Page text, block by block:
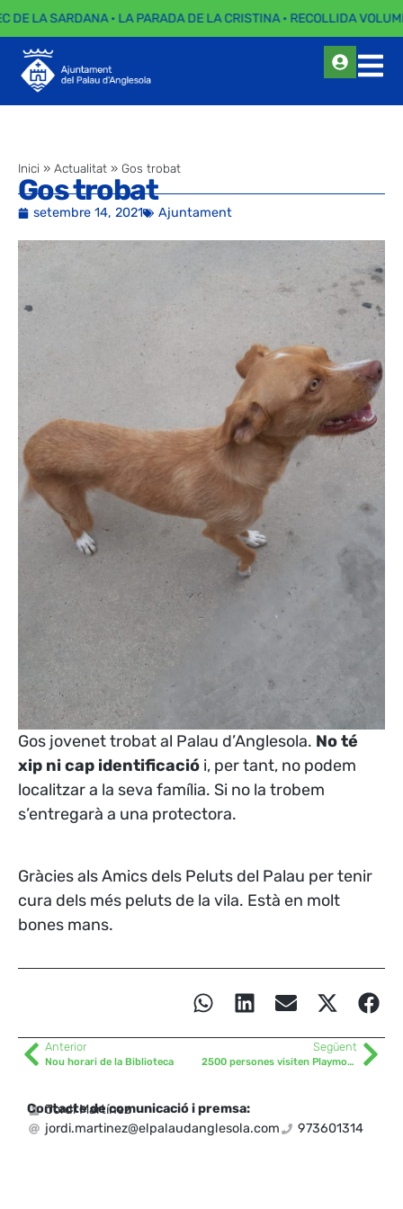
DE LA SARDANA · LA PARADA DE LA CRISTINA · RECOLLIDA
Inici » Actualitat » Gos trobat
Gos trobat
setembre 14, 2021 Ajuntament
Gos jovenet trobat al Palau d’Anglesola. No té
xip ni cap identificació i, per tant, no podem
localitzar a la seva família. Si no la trobem
s’entregarà a una protectora.
Gràcies als Amics dels Peluts del Palau per tenir
cura dels més peluts de la vila. Està en molt
bones mans.
Anterior
Nou horari de la Biblioteca
Següent
2500 persones visiten PlaymoPalau, la Fira de Clicks del Pla d’Urgell
Contacte de comunicació i premsa:
Jordi Martínez
jordi.martinez@elpalaudanglesola.com
973601314